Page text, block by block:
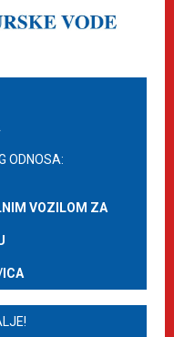
ODNOSA:
VOZILOM ZA